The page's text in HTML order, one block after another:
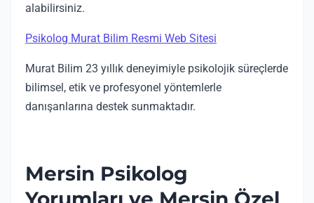
alabilirsiniz.
Psikolog Murat Bilim Resmi Web Sitesi
Murat Bilim 23 yıllık deneyimiyle psikolojik süreçlerde
bilimsel, etik ve profesyonel yöntemlerle
danışanlarına destek sunmaktadır.
Mersin Psikolog